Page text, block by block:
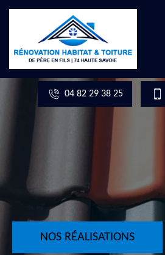
04 82 29 38 25
NOS RÉALISATIONS